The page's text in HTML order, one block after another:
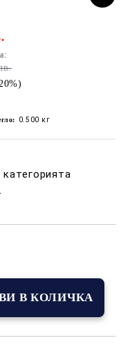
0.500 кг